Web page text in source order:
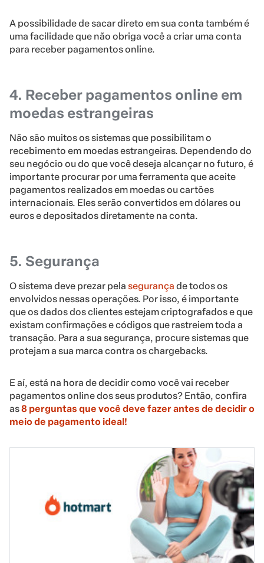
A possibilidade de sacar direto em sua conta também é
uma facilidade que não obriga você a criar uma conta
para receber pagamentos online.
4. Receber pagamentos online em
moedas estrangeiras
Não são muitos os sistemas que possibilitam o
recebimento em moedas estrangeiras. Dependendo do
seu negócio ou do que você deseja alcançar no futuro, é
importante procurar por uma ferramenta que aceite
pagamentos realizados em moedas ou cartões
internacionais. Eles serão convertidos em dólares ou
euros e depositados diretamente na conta.
5. Segurança
O sistema deve prezar pela segurança de todos os
envolvidos nessas operações. Por isso, é importante
que os dados dos clientes estejam criptografados e que
existam confirmações e códigos que rastreiem toda a
transação. Para a sua segurança, procure sistemas que
protejam a sua marca contra os chargebacks.
E aí, está na hora de decidir como você vai receber
pagamentos online dos seus produtos? Então, confira
as8 perguntas que você deve fazer antes de decidir o
meio de pagamento ideal!